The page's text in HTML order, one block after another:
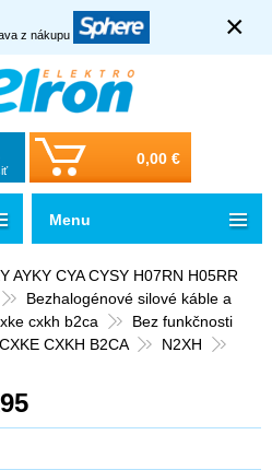
z nákupu ×
0,00 €
AYKY CYA CYSY H07RN H05RR
Bezhalogénové silové káble a
cxkh b2ca
Bez funkčnosti
CXKH B2CA
N2XH
Menu